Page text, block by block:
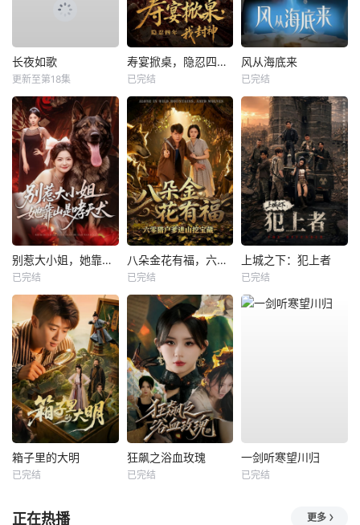
长夜如歌
更新至第18集
寿宴掀桌，隐忍四年我封神
已完结
风从海底来
已完结
别惹大小姐，她靠山是哮天犬
已完结
八朵金花有福，六零猎户爹进山挖宝藏
已完结
上城之下：犯上者
已完结
箱子里的大明
已完结
狂飙之浴血玫瑰
已完结
一剑听寒望川归
已完结
正在热播 更多